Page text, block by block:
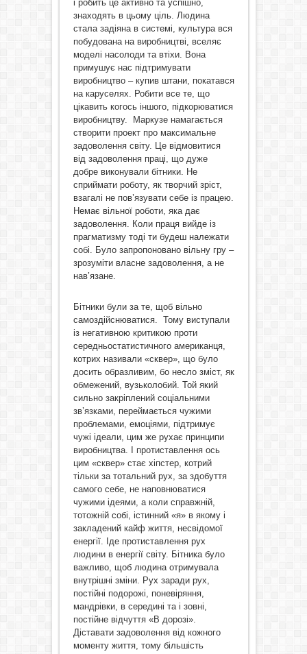
і робить це активно та успішно,
знаходять в цьому ціль. Людина
стала задіяна в системі, культура вся
побудована на виробництві, вселяє
моделі насолоди та втіхи. Вона
примушує нас підтримувати
виробництво – купив штани, покатався
на каруселях. Робити все те, що
цікавить когось іншого, підкорюватися
виробництву. Маркузе намагається
створити проект про максимальне
задоволення світу. Це відмовитися
від задоволення праці, що дуже
добре виконували бітники. Не
сприймати роботу, як творчий зріст,
взагалі не пов’язувати себе із працею.
Немає вільної роботи, яка дає
задоволення. Коли праця вийде із
прагматизму тоді ти будеш належати
собі. Було запропоновано вільну гру –
зрозуміти власне задоволення, а не
нав’язане.
Бітники були за те, щоб вільно
самоздійснюватися. Тому виступали
із негативною критикою проти
середньостатистичного американця,
котрих називали «сквер», що було
досить образливим, бо несло зміст, як
обмежений, вузьколобий. Той який
сильно закріплений соціальними
зв’язками, переймається чужими
проблемами, емоціями, підтримує
чужі ідеали, цим же рухає принципи
виробництва. І протиставлення ось
цим «сквер» стає хіпстер, котрий
тільки за тотальний рух, за здобуття
самого себе, не наповнюватися
чужими ідеями, а коли справжній,
тотожній собі, істинний «я» в якому і
закладений кайф життя, несвідомої
енергії. Іде протиставлення рух
людини в енергії світу. Бітника було
важливо, щоб людина отримувала
внутрішні зміни. Рух заради рух,
постійні подорожі, поневіряння,
мандрівки, в середині та і зовні,
постійне відчуття «В дорозі».
Діставати задоволення від кожного
моменту життя, тому більшість